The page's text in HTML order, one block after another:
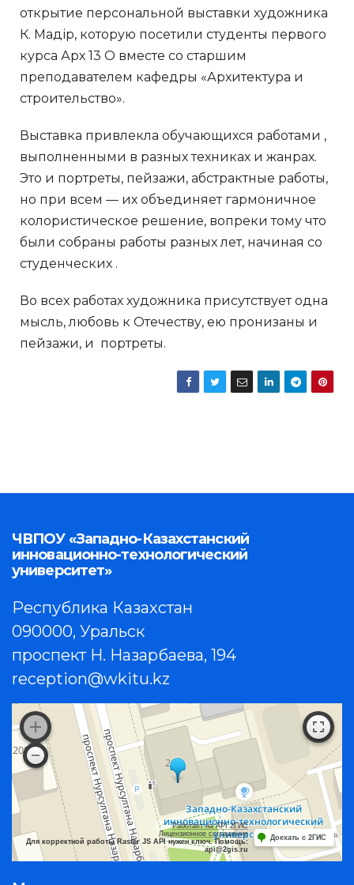
открытие персональной выставки художника
К. Мадір, которую посетили студенты первого
курса Арх 13 О вместе со старшим
преподавателем кафедры «Архитектура и
строительство».
Выставка привлекла обучающихся работами ,
выполненными в разных техниках и жанрах.
Это и портреты, пейзажи, абстрактные работы,
но при всем — их объединяет гармоничное
колористическое решение, вопреки тому что
были собраны работы разных лет, начиная со
студенческих .
Во всех работах художника присутствует одна
мысль, любовь к Отечеству, ею пронизаны и
пейзажи, и портреты.
ЧВПОУ «Западно-Казахстанский
инновационно-технологический
университет»
Республика Казахстан
090000, Уральск
проспект Н. Назарбаева, 194
reception@wkitu.kz
Работает на API 2ГИС
Лицензионное соглашение
Для корректной работы Raster JS API нужен ключ. Помощь:
api@2gis.ru
Доехать с 2ГИС